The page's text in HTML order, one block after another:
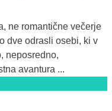
ne romantične večerje
dve odrasli osebi, ki v
neposredno,
avantura ...